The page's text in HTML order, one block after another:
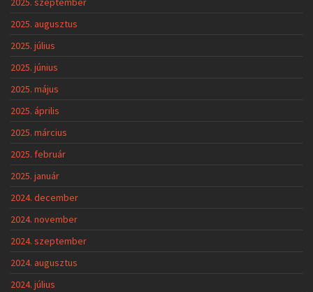
2025. augusztus
2025. július
2025. június
2025. május
2025. április
2025. március
2025. február
2025. január
2024. december
2024. november
2024. szeptember
2024. augusztus
2024. július